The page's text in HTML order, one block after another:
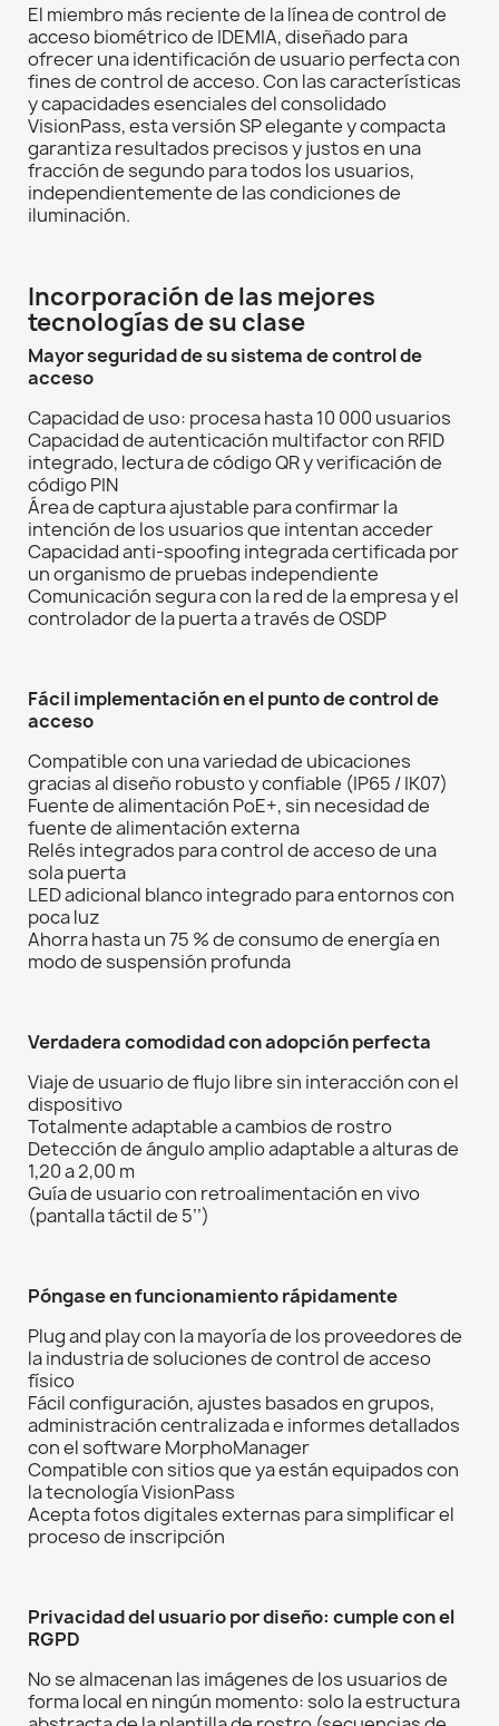
El miembro más reciente de la línea de control de
acceso biométrico de IDEMIA, diseñado para
ofrecer una identificación de usuario perfecta con
fines de control de acceso. Con las características
y capacidades esenciales del consolidado
VisionPass, esta versión SP elegante y compacta
garantiza resultados precisos y justos en una
fracción de segundo para todos los usuarios,
independientemente de las condiciones de
iluminación.
Incorporación de las mejores
tecnologías de su clase
Mayor seguridad de su sistema de control de
acceso
Capacidad de uso: procesa hasta 10 000 usuarios
Capacidad de autenticación multifactor con RFID
integrado, lectura de código QR y verificación de
código PIN
Área de captura ajustable para confirmar la
intención de los usuarios que intentan acceder
Capacidad anti-spoofing integrada certificada por
un organismo de pruebas independiente
Comunicación segura con la red de la empresa y el
controlador de la puerta a través de OSDP
Fácil implementación en el punto de control de
acceso
Compatible con una variedad de ubicaciones
gracias al diseño robusto y confiable (IP65 / IK07)
Fuente de alimentación PoE+, sin necesidad de
fuente de alimentación externa
Relés integrados para control de acceso de una
sola puerta
LED adicional blanco integrado para entornos con
poca luz
Ahorra hasta un 75 % de consumo de energía en
modo de suspensión profunda
Verdadera comodidad con adopción perfecta
Viaje de usuario de flujo libre sin interacción con el
dispositivo
Totalmente adaptable a cambios de rostro
Detección de ángulo amplio adaptable a alturas de
1,20 a 2,00 m
Guía de usuario con retroalimentación en vivo
(pantalla táctil de 5’’)
Póngase en funcionamiento rápidamente
Plug and play con la mayoría de los proveedores de
la industria de soluciones de control de acceso
físico
Fácil configuración, ajustes basados en grupos,
administración centralizada e informes detallados
con el software MorphoManager
Compatible con sitios que ya están equipados con
la tecnología VisionPass
Acepta fotos digitales externas para simplificar el
proceso de inscripción
Privacidad del usuario por diseño: cumple con el
RGPD
No se almacenan las imágenes de los usuarios de
forma local en ningún momento: solo la estructura